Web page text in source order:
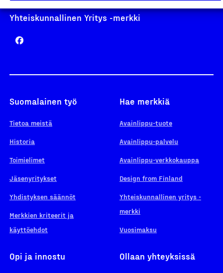
Yhteiskunnallinen Yritys -merkki
Suomalainen työ
Tietoa meistä
Historia
Toimielimet
Jäsenyritykset
Yhdistyksen säännöt
Merkkien kriteerit ja
käyttöehdot
Hae merkkiä
Avainlippu-tuote
Avainlippu-palvelu
Avainlippu-verkkokauppa
Design from Finland
Yhteiskunnallinen yritys -
merkki
Vuosimaksu
Opi ja innostu Ollaan yhteyksissä